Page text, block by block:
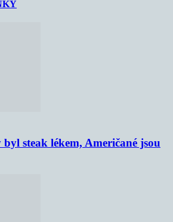
steak lékem, Američané jsou